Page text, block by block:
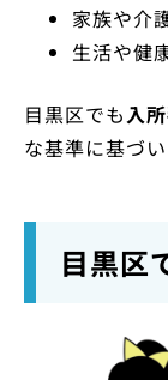
家族や介
生活や健
目黒区でも 入
な基準に基づ
目黒区